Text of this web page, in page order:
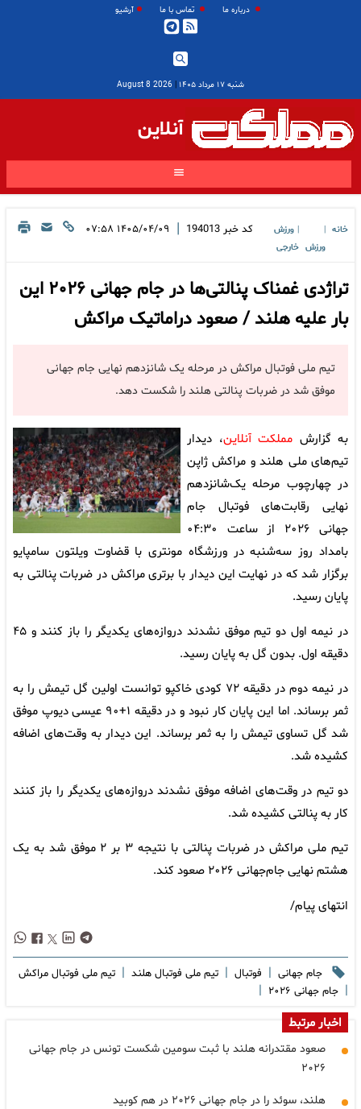
درباره ما تماس با ما آرشیو
شنبه ۱۷ مرداد ۱۴۰۵ |
2026 August 8
آنلاین
خانه
ورزش
ورزش
خارجی
کد خبر 194013
| ۱۴۰۵/۰۴/۰۹ ۰۷:۵۸
تراژدی غمناک پنالتی‌ها در جام جهانی ۲۰۲۶ این
بار علیه هلند / صعود دراماتیک مراکش
تیم ملی فوتبال مراکش در مرحله یک شانزدهم نهایی جام جهانی
موفق شد در ضربات پنالتی هلند را شکست دهد.
به گزارش مملکت آنلاین، دیدار
تیم‌های ملی هلند و مراکش ژاپن
در چهارچوب مرحله یک‌شانزدهم
نهایی رقابت‌های فوتبال جام
جهانی ۲۰۲۶ از ساعت ۰۴:۳۰
بامداد روز سه‌شنبه در ورزشگاه مونتری با قضاوت ویلتون سامپایو
برگزار شد که در نهایت این دیدار با برتری مراکش در ضربات پنالتی به
پایان رسید.
در نیمه اول دو تیم موفق نشدند دروازه‌های یکدیگر را باز کنند و ۴۵
دقیقه اول. بدون گل به پایان رسید.
در نیمه دوم در دقیقه ۷۲ کودی خاکپو توانست اولین گل تیمش را به
ثمر برساند. اما این پایان کار نبود و در دقیقه ۱+۹۰ عیسی دیوپ موفق
شد گل تساوی تیمش را به ثمر برساند. این دیدار به وقت‌های اضافه
کشیده شد.
دو تیم در وقت‌های اضافه موفق نشدند دروازه‌های یکدیگر را باز کنند
کار به پنالتی کشیده شد.
تیم ملی مراکش در ضربات پنالتی با نتیجه ۳ بر ۲ موفق شد به یک
هشتم نهایی جام‌جهانی ۲۰۲۶ صعود کند.
انتهای پیام/
جام جهانی | فوتبال | تیم ملی فوتبال هلند | تیم ملی فوتبال مراکش
| جام جهانی ۲۰۲۶ |
اخبار مرتبط
صعود مقتدرانه هلند با ثبت سومین شکست تونس در جام جهانی
۲۰۲۶
هلند، سوئد را در جام جهانی ۲۰۲۶ در هم کوبید